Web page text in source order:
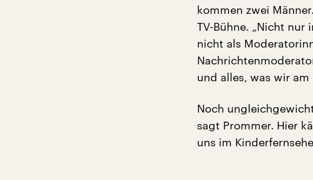
kommen zwei
TV-Bühne. „Nicht
nicht als
und alles, was wir am
Noch
sagt Prommer. Hier
uns im